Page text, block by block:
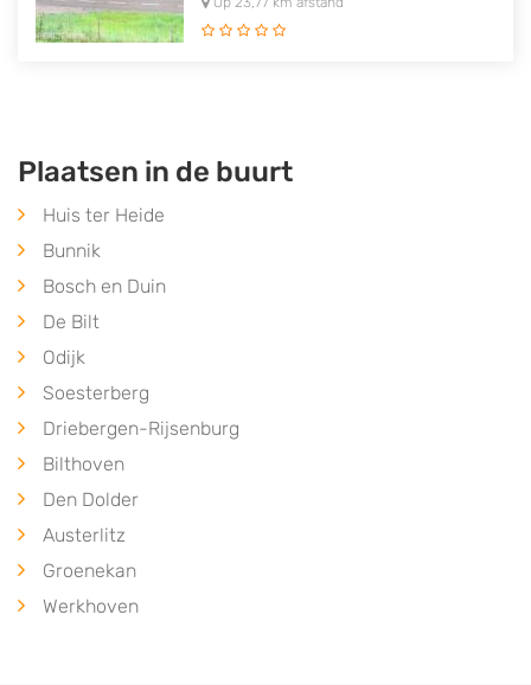
Plaatsen in de buurt
Huis ter Heide
Bunnik
Bosch en Duin
De Bilt
Odijk
Soesterberg
Driebergen-Rijsenburg
Bilthoven
Den Dolder
Austerlitz
Groenekan
Werkhoven